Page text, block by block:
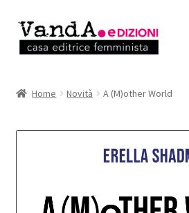
Vai
alla
Vai
al
AUTRICI e AUTORI
Home Novità A (M)other World